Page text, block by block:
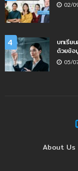
02/
4
บทเรีย
ด้วยข้อ
05/
About Us